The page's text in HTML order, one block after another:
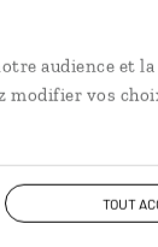
audience et la
modifier vos
TOUT
à